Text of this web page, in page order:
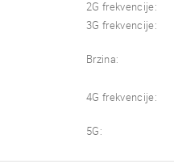
2G frekvencije:
3G frekvencije:
Brzina:
4G frekvencije:
5G: